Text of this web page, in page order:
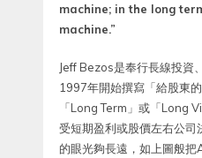
machine; in the long
machine.”
Jeff Bezos是奉行長線投資
1997年開始撰寫「給股東
「Long Term」或「Long
受短期盈利或股價左右公司
的眼光夠長遠，如上圖般